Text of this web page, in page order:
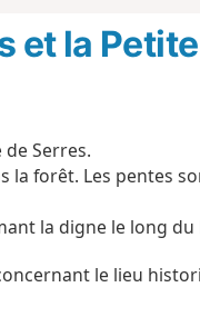
et la
Serres.
forêt. Les pentes
la digne le long du
le lieu